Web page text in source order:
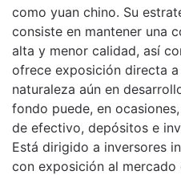
como yuan chino. Su
consiste en mantener una
alta y menor calidad, así
ofrece exposición directa
naturaleza aún en
fondo puede, en
de efectivo, depósitos e
Está dirigido a inversores
con exposición al